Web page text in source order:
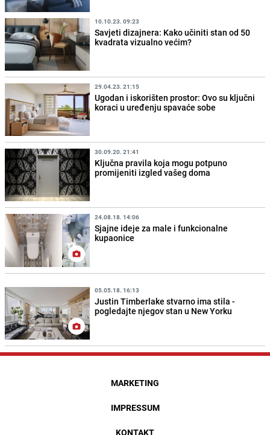
10.10.23. 09:23
Savjeti dizajnera: Kako učiniti stan od 50
kvadrata vizualno većim?
29.04.23. 21:15
Ugodan i iskorišten prostor: Ovo su ključni
koraci u uređenju spavaće sobe
30.09.20. 21:41
Ključna pravila koja mogu potpuno
promijeniti izgled vašeg doma
24.08.18. 14:06
Sjajne ideje za male i funkcionalne
kupaonice
05.05.18. 16:13
Justin Timberlake stvarno ima stila -
pogledajte njegov stan u New Yorku
MARKETING
IMPRESSUM
KONTAKT